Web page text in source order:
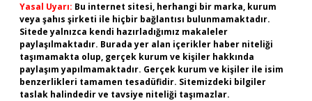
Yasal Uyarı: Bu internet sitesi, herhangi bir marka, kurum
veya şahıs şirketi ile hiçbir bağlantısı bulunmamaktadır.
Sitede yalnızca kendi hazırladığımız makaleler
paylaşılmaktadır. Burada yer alan içerikler haber niteliği
taşımamakta olup, gerçek kurum ve kişiler hakkında
paylaşım yapılmamaktadır. Gerçek kurum ve kişiler ile isim
benzerlikleri tamamen tesadüfidir. Sitemizdeki bilgiler
taslak halindedir ve tavsiye niteliği taşımazlar.